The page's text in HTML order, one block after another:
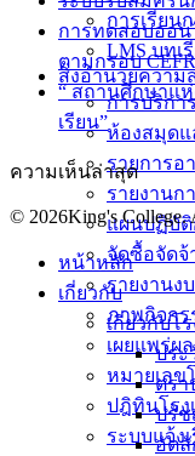
การเรียน
LMS บทเ
สิ่งอำนวยความ
การบริกา
ห้องสมุด
รายการอ
รายงานก
แผนปฏิบัติ
จัดซื้อจัดจ้
รายงานง
ภาพกิจกร
เผยแพร่ผ
หมายเลข
ปฎิทินโรง
ระบบแจ้ง
การทดสอบออ
ตามกรอบ CEFR
“ สถานศึกษาแห่
เรียน”
ความเห็นล่าสุด
© 2026King's College.
หน้าหลัก
เกี่ยวกับ
เกี่ยวกับโ
ประ
ตรา
ปรัช
อัต